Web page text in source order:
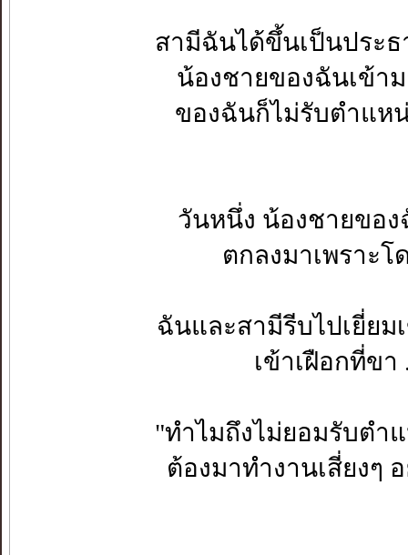
สามีฉันได้ขึ้นเป็นประ
น้องชายของฉันเข้า
ของฉันก็ไม่รับตำแห
วันหนึ่ง น้องชายขอ
ตกลงมาเพราะ
ฉันและสามีรีบไปเยี่ย
เข้าเฝือกที่ข
"ทำไมถึงไม่ยอมรับตำ
ต้องมาทำงานเสี่ยงๆ